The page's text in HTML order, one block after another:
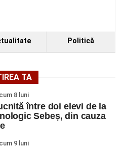
Politică
TA
8 luni
între doi elevi de la
Sebeș, din cauza
9 luni